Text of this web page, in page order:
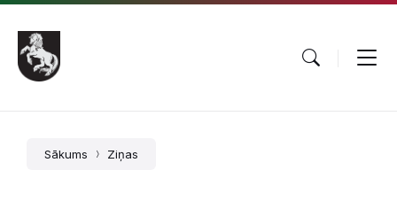
Pāriet
saturu
Skip
main
navigation
Skip
footer
Sākums Ziņas